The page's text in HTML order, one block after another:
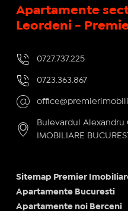
Apartamente
Leordeni -
0727.737.225
0723.363.867
Bulevardul Alexandru
IMOBILIARE
Sitemap Premier
Apartamente Bucuresti
Apartamente noi Berceni